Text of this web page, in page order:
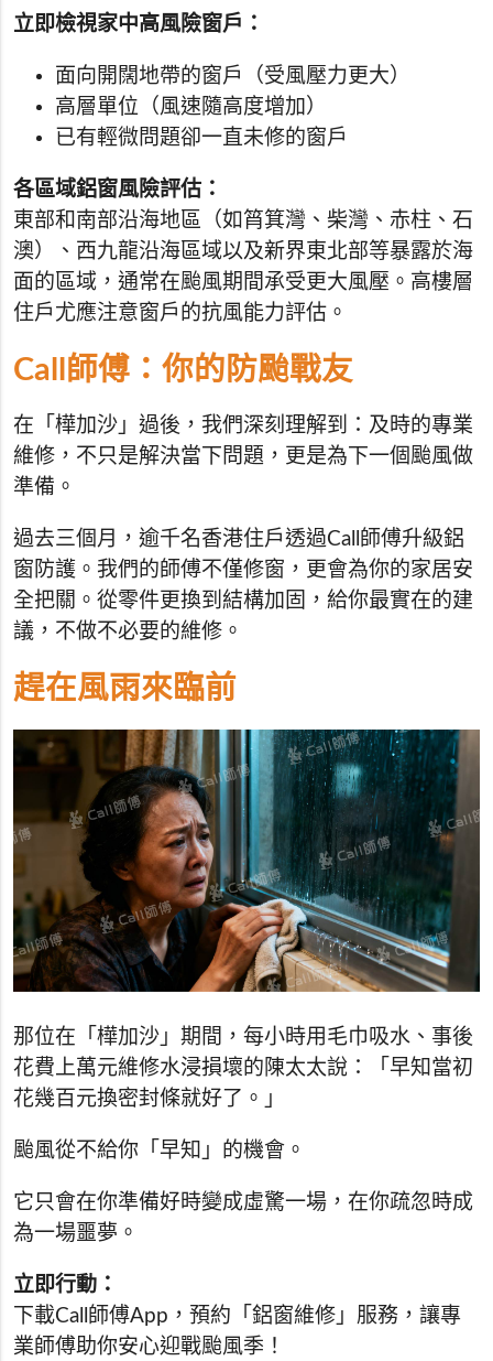
立即檢視家中高風險窗戶：
面向開闊地帶的窗戶（受風壓力更大）
高層單位（風速隨高度增加）
已有輕微問題卻一直未修的窗戶
各區域鋁窗風險評估：
東部和南部沿海地區（如筲箕灣、柴灣、赤柱、石
澳）、西九龍沿海區域以及新界東北部等暴露於海
面的區域，通常在颱風期間承受更大風壓。高樓層
住戶尤應注意窗戶的抗風能力評估。
Call師傅：你的防颱戰友
在「樺加沙」過後，我們深刻理解到：及時的專業
維修，不只是解決當下問題，更是為下一個颱風做
準備。
過去三個月，逾千名香港住戶透過Call師傅升級鋁
窗防護。我們的師傅不僅修窗，更會為你的家居安
全把關。從零件更換到結構加固，給你最實在的建
議，不做不必要的維修。
趕在風雨來臨前
那位在「樺加沙」期間，每小時用毛巾吸水、事後
花費上萬元維修水浸損壞的陳太太說：「早知當初
花幾百元換密封條就好了。」
颱風從不給你「早知」的機會。
它只會在你準備好時變成虛驚一場，在你疏忽時成
為一場噩夢。
立即行動：
下載Call師傅App，預約「鋁窗維修」服務，讓專
業師傅助你安心迎戰颱風季！